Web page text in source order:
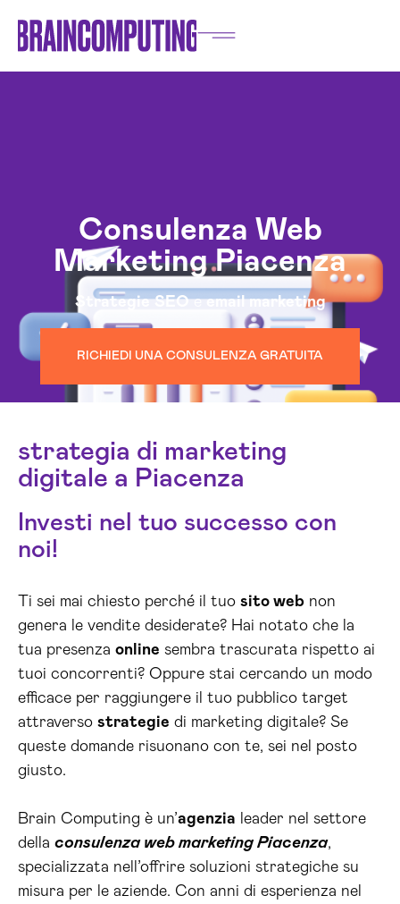
Consulenza Web
Marketing Piacenza
Strategie SEOeemail marketing
RICHIEDI UNA CONSULENZA GRATUITA
strategia di marketing
digitale a Piacenza
Investi nel tuo successo con
noi!
Ti sei mai chiesto perché il tuo sito web non
genera le vendite desiderate? Hai notato che la
tua presenza online sembra trascurata rispetto ai
tuoi concorrenti? Oppure stai cercando un modo
efficace per raggiungere il tuo pubblico target
attraverso strategie di marketing digitale? Se
queste domande risuonano con te, sei nel posto
giusto.
Brain Computing è un’agenzia leader nel settore
della consulenza web marketing Piacenza,
specializzata nell’offrire soluzioni strategiche su
misura per le aziende. Con anni di esperienza nel